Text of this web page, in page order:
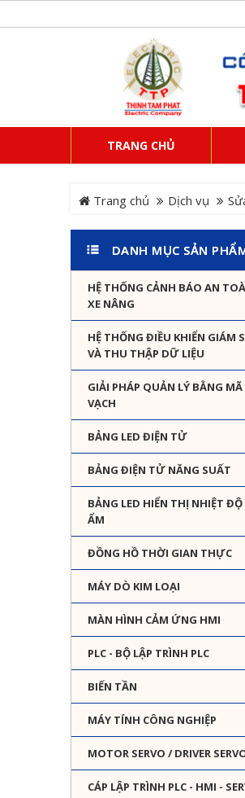
TRANG CHỦ
Trang chủ Dịch vụ
DANH MỤC SẢN
HỆ THỐNG CẢNH BÁO AN
XE NÂNG
HỆ THỐNG ĐIỀU KHIỂN GIÁM
VÀ THU THẬP DỮ LIỆU
GIẢI PHÁP QUẢN LÝ BẰNG MÃ
VẠCH
BẢNG LED ĐIỆN TỬ
BẢNG ĐIỆN TỬ NĂNG SUẤT
BẢNG LED HIỂN THỊ NHIỆT
ẨM
ĐỒNG HỒ THỜI GIAN THỰC
MÁY DÒ KIM LOẠI
MÀN HÌNH CẢM ỨNG HMI
PLC - BỘ LẬP TRÌNH PLC
BIẾN TẦN
MÁY TÍNH CÔNG NGHIỆP
MOTOR SERVO / DRIVER
CÁP LẬP TRÌNH PLC - HMI -